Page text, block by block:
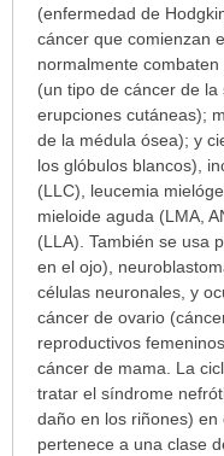
cuáles
condiciones
enfermedades
prescribe
este
medicamento?
sido
extendido.
(enfermedad de
cáncer que comienzan
normalmente
(un tipo de cáncer de
erupciones cutáneas);
de la médula ósea); y
los glóbulos blancos),
(LLC), leucemia
mieloide aguda (LMA,
(LLA). También se usa
en el ojo),
células neuronales, y
cáncer de ovario
reproductivos
cáncer de mama. La
tratar el síndrome
daño en los riñones)
pertenece a una clase